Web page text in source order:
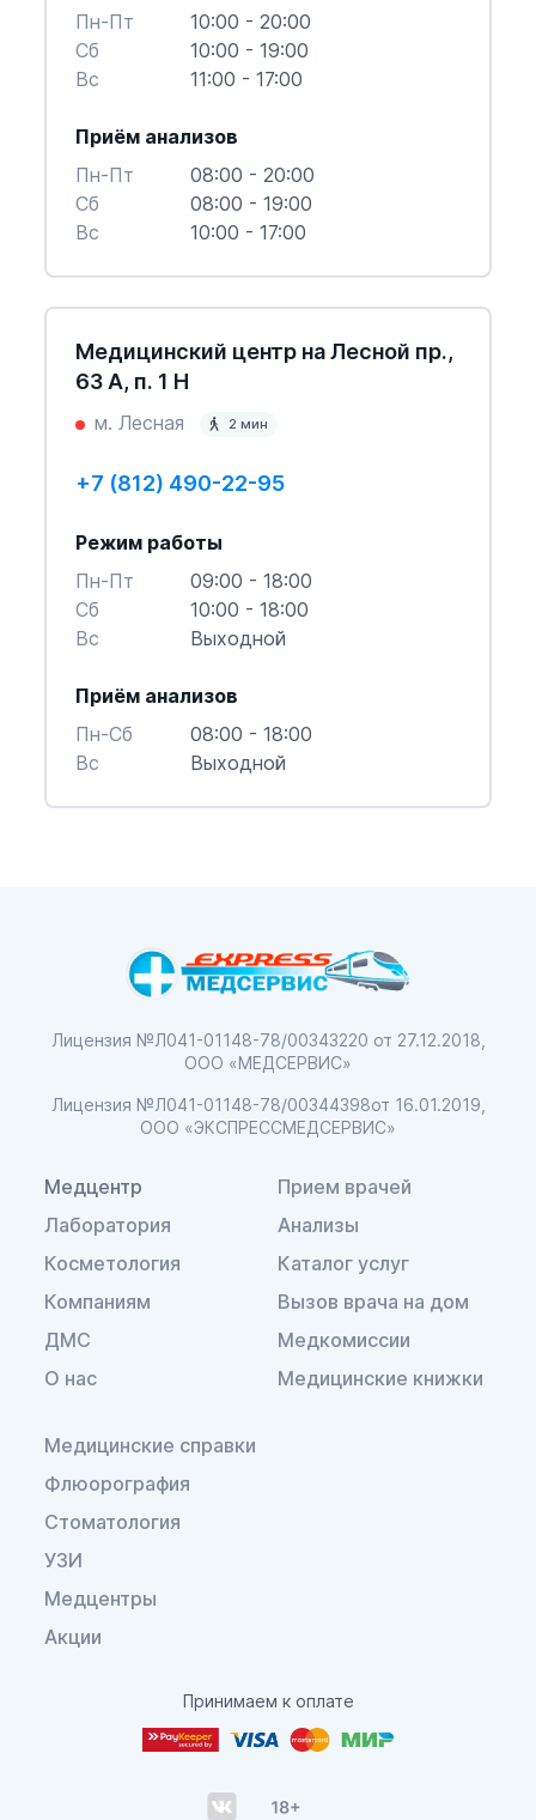
Пн-Пт
10:00 - 20:00
Cб
10:00 - 19:00
Вс
11:00 - 17:00
Приём анализов
Пн-Пт
08:00 - 20:00
Cб
08:00 - 19:00
Вс
10:00 - 17:00
Медицинский центр на Лесной пр.,
63 А, п. 1 Н
м. Лесная 2 мин
+7 (812) 490-22-95
Режим работы
Пн-Пт
09:00 - 18:00
Cб
10:00 - 18:00
Вс
Выходной
Приём анализов
Пн-Cб
08:00 - 18:00
Вс
Выходной
Лицензия №Л041-01148-78/00343220 от 27.12.2018,
ООО «МЕДСЕРВИС»
Лицензия №Л041-01148-78/00344398от 16.01.2019,
ООО «ЭКСПРЕССМЕДСЕРВИС»
Медцентр
Лаборатория
Косметология
Компаниям
ДМС
О нас
Прием врачей
Анализы
Каталог услуг
Вызов врача на дом
Медкомиссии
Медицинские книжки
Медицинские справки
Флюорография
Стоматология
УЗИ
Медцентры
Акции
Принимаем к оплате